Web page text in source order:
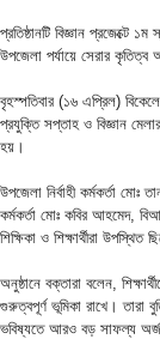
প্রতিষ্ঠানটি বিজ্ঞান প্রজেক্টে
উপজেলা পর্যায়ে সেরার কৃতিত্ব
বৃহস্পতিবার (১৬ এপ্রিল)
প্রযুক্তি সপ্তাহ ও বিজ্ঞান
হয়।
উপজেলা নির্বাহী কর্মকর্তা মোঃ
কর্মকর্তা মোঃ কবির আহমেদ,
শিক্ষিকা ও শিক্ষার্থীরা উপস্থিত
অনুষ্ঠানে বক্তারা বলেন,
গুরুত্বপূর্ণ ভূমিকা রাখে। তারা
ভবিষ্যতে আরও বড় সাফল্য